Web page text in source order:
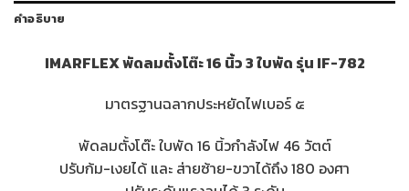
คำอธิบาย
IMARFLEX พัดลมตั้งโต๊ะ 16 นิ้ว 3 ใบพัด รุ่น IF-782
มาตรฐานฉลากประหยัดไฟเบอร์ ๕
พัดลมตั้งโต๊ะ ใบพัด 16 นิ้วกำลังไฟ 46 วัตต์
ปรับก้ม-เงยได้ และ ส่ายซ้าย-ขวาได้ถึง 180 องศา